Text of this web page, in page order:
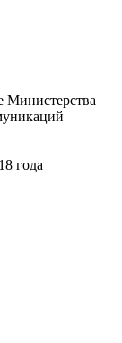
Министерства
года